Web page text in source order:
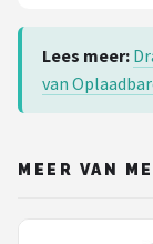
Lees meer:
van
MEER VAN